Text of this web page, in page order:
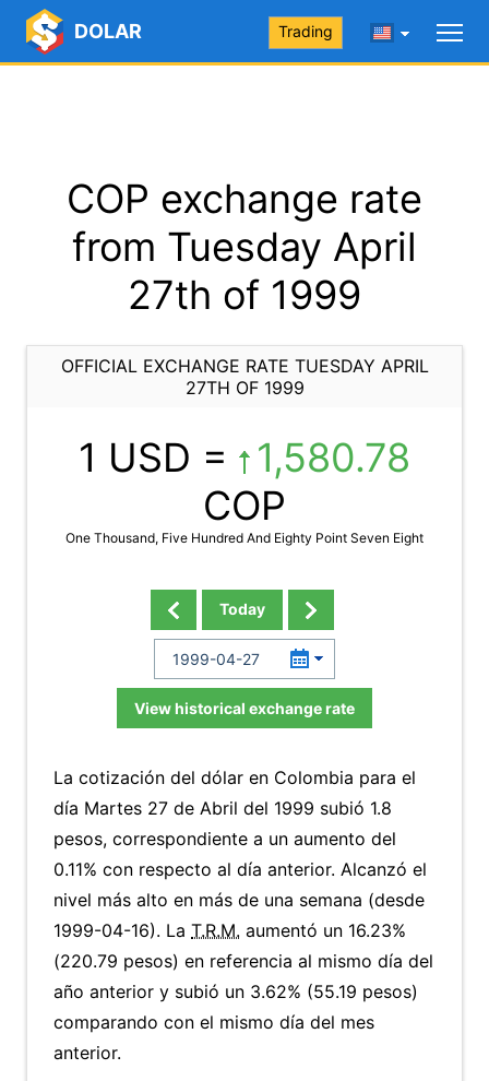
DOLAR Trading
COP exchange rate
from Tuesday April
27th of 1999
OFFICIAL EXCHANGE RATE TUESDAY APRIL
27TH OF 1999
1 USD =
1,580.78
COP
One Thousand, Five Hundred And Eighty Point Seven Eight
Today
View historical exchange rate
La cotización del dólar en Colombia para el
día Martes 27 de Abril del 1999 subió 1.8
pesos, correspondiente a un aumento del
0.11% con respecto al día anterior. Alcanzó el
nivel más alto en más de una semana (desde
1999-04-16). La T.R.M. aumentó un 16.23%
(220.79 pesos) en referencia al mismo día del
año anterior y subió un 3.62% (55.19 pesos)
comparando con el mismo día del mes
anterior.